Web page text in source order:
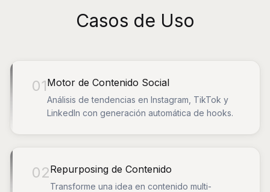
Casos de Uso
01Motor de Contenido Social
Análisis de tendencias en Instagram, TikTok y
LinkedIn con generación automática de hooks.
02Repurposing de Contenido
Transforme una idea en contenido multi-